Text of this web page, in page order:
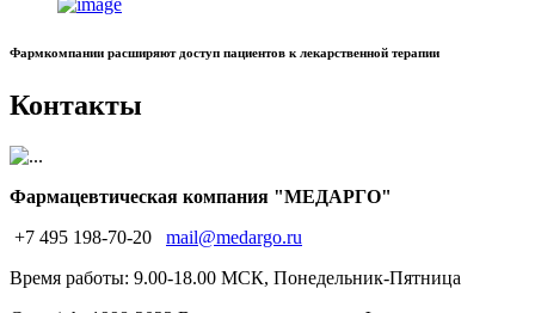
Фармкомпании расширяют доступ пациентов к лекарственной терапии
Контакты
Фармацевтическая компания "МЕДАРГО"
+7 495 198-70-20
mail@medargo.ru
Время работы: 9.00-18.00 МСК, Понедельник-Пятница